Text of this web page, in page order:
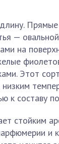
—
на
Этот
к составу
стойким
и